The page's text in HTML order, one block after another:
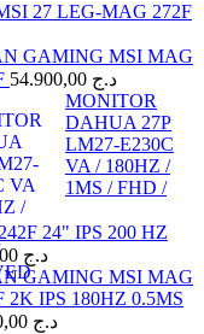
27 LEG-MAG 272F
GAMING MSI MAG
د.ج
MONITOR
DAHUA 27P
LM27-E230C
VA / 180HZ /
1MS / FHD /
24" IPS 200 HZ
د.ج
GAMING MSI MAG
2K IPS 180HZ 0.5MS
د.ج